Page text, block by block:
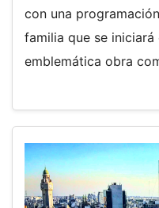
con una
familia que se
emblemática obra